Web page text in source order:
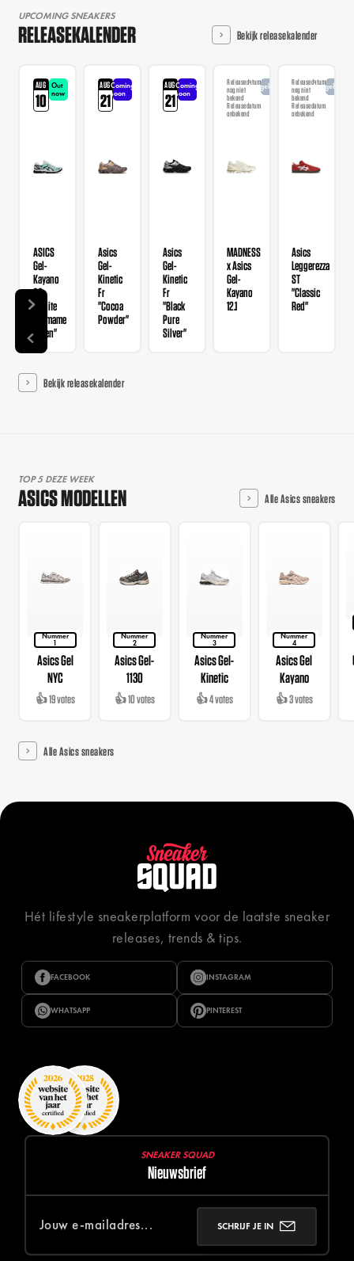
UPCOMING SNEAKERS
RELEASEKALENDER Bekijk releasekalender
AUG
10
Out
now
ASICS
Gel-
Kayano
20
"White
Edamame
Green"
AUG
21
Coming
soon
Asics
Gel-
Kinetic
Fr
"Cocoa
Powder"
AUG
21
Coming
soon
Asics
Gel-
Kinetic
Fr
"Black
Pure
Silver"
Releasedatum
nog niet
bekend
Releasedatum
onbekend
Aangekondigd
MADNESS
x Asics
Gel-
Kayano
12.1
Releasedatum
nog niet
bekend
Releasedatum
onbekend
Asics
Leggerezza
ST
"Classic
Red"
Bekijk releasekalender
TOP 5 DEZE WEEK
ASICS MODELLEN Alle Asics sneakers
Nummer
1
Asics Gel
NYC
👍 19 votes
Nummer
2
Asics Gel-
1130
👍 10 votes
Nummer
3
Asics Gel-
Kinetic
👍 4 votes
Nummer
4
Asics Gel
Kayano
👍 3 votes
Alle Asics sneakers
Hét lifestyle sneakerplatform voor de laatste sneaker
releases, trends & tips.
FACEBOOK INSTAGRAM
WHATSAPP PINTEREST
SNEAKER SQUAD
Nieuwsbrief
SCHRIJF JE IN